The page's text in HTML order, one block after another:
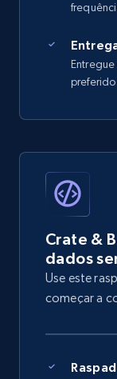
Entregue
Crate &
dados
Use este
começar a